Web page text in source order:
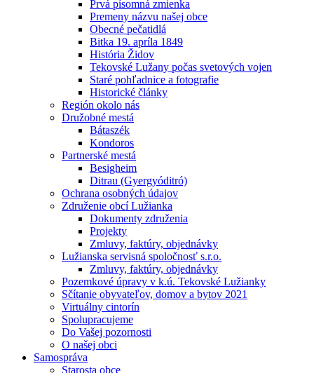
Prvá písomná zmienka
Premeny názvu našej obce
Obecné pečatidlá
Bitka 19. apríla 1849
História Židov
Tekovské Lužany počas svetových vojen
Staré pohľadnice a fotografie
Historické články
Región okolo nás
Družobné mestá
Bátaszék
Kondoros
Partnerské mestá
Besigheim
Ditrau (Gyergyóditró)
Ochrana osobných údajov
Združenie obcí Lužianka
Dokumenty združenia
Projekty
Zmluvy, faktúry, objednávky
Lužianska servisná spoločnosť s.r.o.
Zmluvy, faktúry, objednávky
Pozemkové úpravy v k.ú. Tekovské Lužianky
Sčítanie obyvateľov, domov a bytov 2021
Virtuálny cintorín
Spolupracujeme
Do Vašej pozornosti
O našej obci
Samospráva
Starosta obce